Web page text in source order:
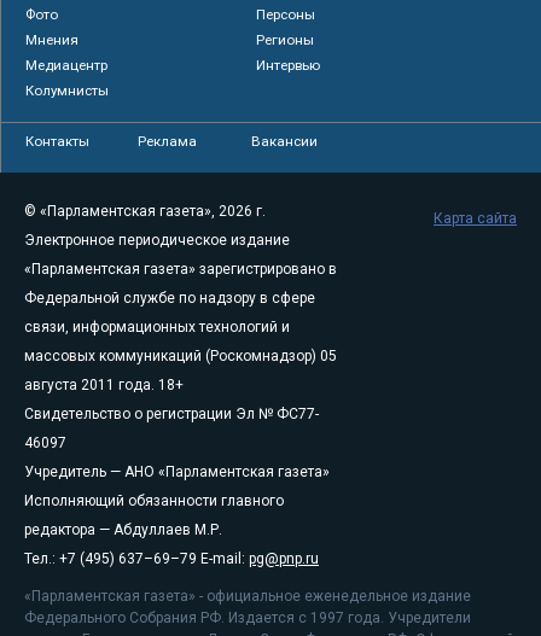
Фото
Персоны
Мнения
Регионы
Медиацентр
Интервью
Колумнисты
Контакты Реклама Вакансии
© «Парламентская газета», 2026 г.
Электронное периодическое издание
«Парламентская газета» зарегистрировано в
Федеральной службе по надзору в сфере
связи, информационных технологий и
массовых коммуникаций (Роскомнадзор) 05
августа 2011 года. 18+
Свидетельство о регистрации Эл № ФС77-
46097
Учредитель — АНО «Парламентская газета»
Исполняющий обязанности главного
редактора — Абдуллаев М.Р.
Тел.: +7 (495) 637–69–79 E-mail: pg@pnp.ru
«Парламентская газета» - официальное еженедельное издание
Федерального Собрания РФ. Издается с 1997 года. Учредители
Карта сайта